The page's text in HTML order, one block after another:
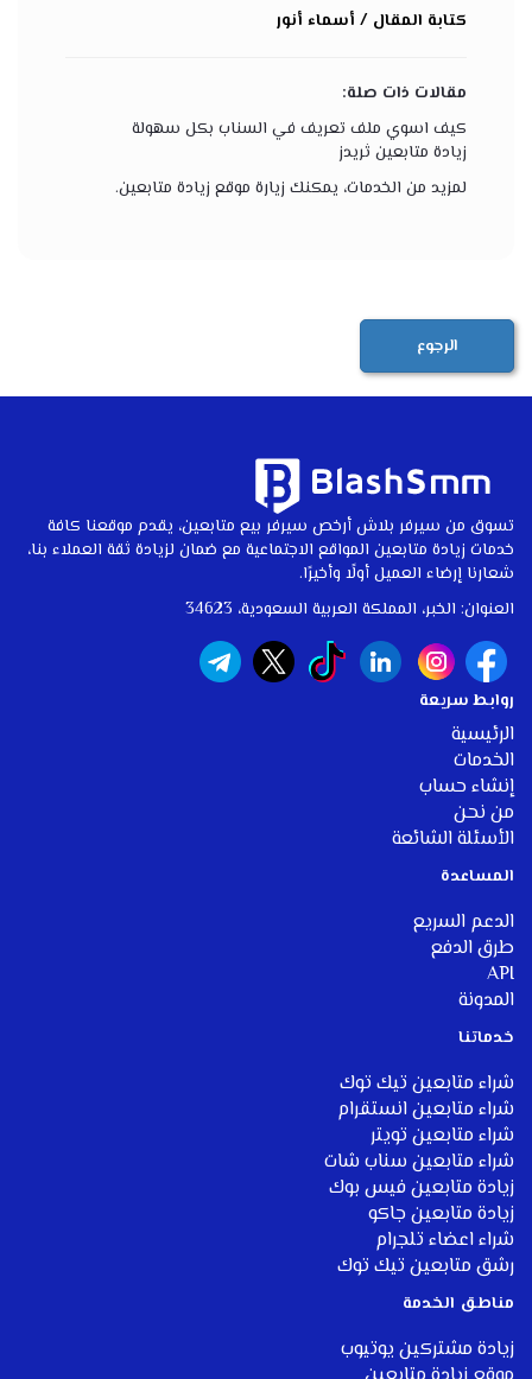
كتابة المقال / أسماء أنور
مقالات ذات صلة:
كيف اسوي ملف تعريف في السناب بكل سهولة
زيادة متابعين ثريدز
لمزيد من الخدمات، يمكنك زيارة موقع زيادة متابعين.
الرجوع
تسوق من سيرفر بلاش أرخص سيرفر بيع متابعين، يقدم موقعنا كافة
خدمات زيادة متابعين المواقع الاجتماعية مع ضمان لزيادة ثقة العملاء بنا،
شعارنا إرضاء العميل أولًا وأخيرًا.
العنوان: الخبر، المملكة العربية السعودية، 34623
روابط سريعة
الرئيسية
الخدمات
إنشاء حساب
من نحن
الأسئلة الشائعة
المساعدة
الدعم السريع
طرق الدفع
API
المدونة
خدماتنا
شراء متابعين تيك توك
شراء متابعين انستقرام
شراء متابعين تويتر
شراء متابعين سناب شات
زيادة متابعين فيس بوك
زيادة متابعين جاكو
شراء اعضاء تلجرام
رشق متابعين تيك توك
مناطق الخدمة
زيادة مشتركين يوتيوب